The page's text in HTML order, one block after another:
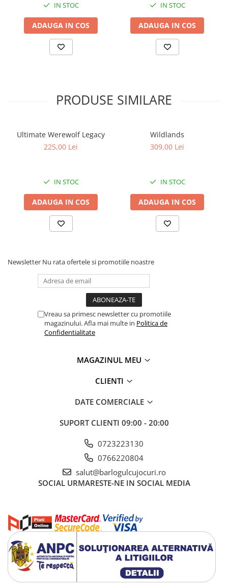
IN STOC
ADAUGA IN COS
IN STOC
ADAUGA IN COS
PRODUSE SIMILARE
Ultimate Werewolf Legacy
225,00 Lei
IN STOC
ADAUGA IN COS
Wildlands
309,00 Lei
IN STOC
ADAUGA IN COS
Newsletter Nu rata ofertele si promotiile noastre
Vreau sa primesc newsletter cu promotiile
magazinului. Afla mai multe in Politica de
Confidentialitate
MAGAZINUL MEU
CLIENTI
DATE COMERCIALE
SUPORT CLIENTI 09:00 - 20:00
0723223130
0766220804
salut@barlogulcujocuri.ro
SOCIAL URMARESTE-NE IN SOCIAL MEDIA